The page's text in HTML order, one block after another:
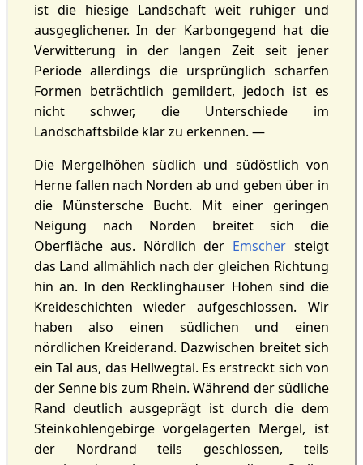
ist die hiesige Landschaft weit ruhiger und
ausgeglichener. In der Karbongegend hat die
Verwitterung in der langen Zeit seit jener
Periode allerdings die ursprünglich scharfen
Formen beträchtlich gemildert, jedoch ist es
nicht schwer, die Unterschiede im
Landschaftsbilde klar zu erkennen. —
Die Mergelhöhen südlich und südöstlich von
Herne fallen nach Norden ab und geben über in
die Münstersche Bucht. Mit einer geringen
Neigung nach Norden breitet sich die
Oberfläche aus. Nördlich der Emschersteigt
das Land allmählich nach der gleichen Richtung
hin an. In den Recklinghäuser Höhen sind die
Kreideschichten wieder aufgeschlossen. Wir
haben also einen südlichen und einen
nördlichen Kreiderand. Dazwischen breitet sich
ein Tal aus, das Hellwegtal. Es erstreckt sich von
der Senne bis zum Rhein. Während der südliche
Rand deutlich ausgeprägt ist durch die dem
Steinkohlengebirge vorgelagerten Mergel, ist
der Nordrand teils geschlossen, teils